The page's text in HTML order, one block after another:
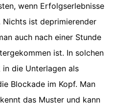
wenn Erfolgserlebnisse
ist deprimierender
auch nach einer Stunde
ist. In solchen
die Unterlagen als
Blockade im Kopf. Man
das Muster und kann